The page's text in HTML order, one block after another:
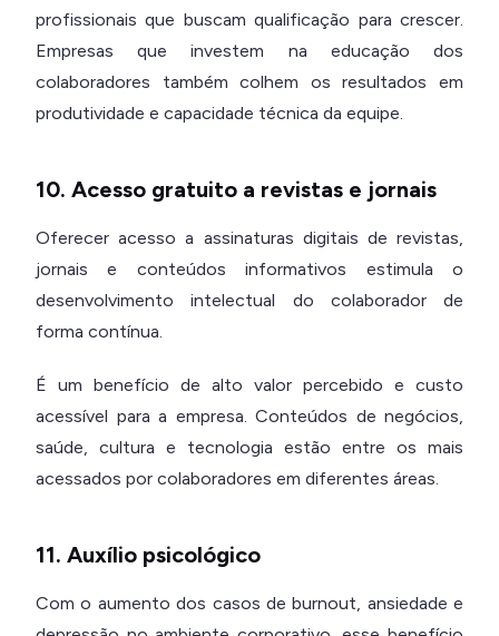
profissionais que buscam qualificação para crescer.
Empresas que investem na educação dos
colaboradores também colhem os resultados em
produtividade e capacidade técnica da equipe.
10. Acesso gratuito a revistas e jornais
Oferecer acesso a assinaturas digitais de revistas,
jornais e conteúdos informativos estimula o
desenvolvimento intelectual do colaborador de
forma contínua.
É um benefício de alto valor percebido e custo
acessível para a empresa. Conteúdos de negócios,
saúde, cultura e tecnologia estão entre os mais
acessados por colaboradores em diferentes áreas.
11. Auxílio psicológico
Com o aumento dos casos de burnout, ansiedade e